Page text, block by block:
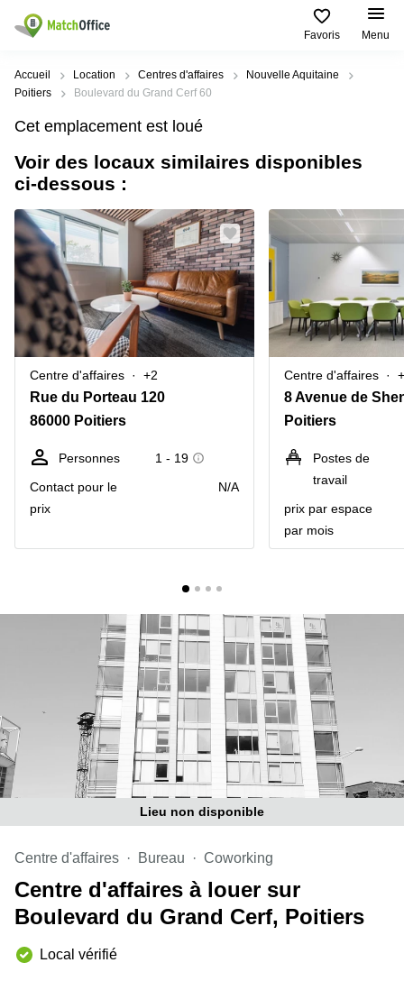
Favoris Menu
Rechercher / publier
Pages
de
Bureau
Centre
d’affaires
Coworking
Salles
de
réunion
Bureau
virtuel
Villes
Populaires
Paris
Lyon
Bordeaux
Marseille
Nantes
Toulouse
Strasbourg
Recherches
populaires
Centres
d'affaires
Location
bureau
Lille
Coworking
Paris
Coworking
Lyon
Coworking
d'affaires
Coworking
Toulouse
Coworking
d'affaires
d'affaires
Montpellier
Aide
Qui sommes-nous?
Publier un local
Prix
Connexion
Accueil Location Centres d'affaires
Nouvelle Aquitaine
Poitiers
Boulevard du Grand Cerf 60
Cet emplacement est loué
Voir des locaux similaires disponibles
ci-dessous :
Centre d'affaires +2
Rue du Porteau 120
86000 Poitiers
Personnes
1 - 19
Contact pour le
prix
N/A
Centre d'affaires
8 Avenue de
Poitiers
Postes de
travail
prix par espace
par mois
Lieu non disponible
Centre d'affaires Bureau Coworking
Centre d'affaires à louer sur
Boulevard du Grand Cerf, Poitiers
Local vérifié